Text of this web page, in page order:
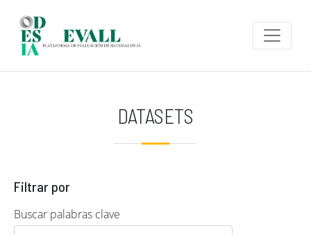
DATASETS
Filtrar por
Buscar palabras clave